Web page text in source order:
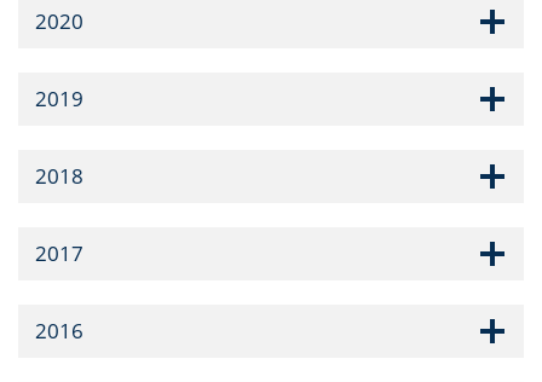
2020
2019
2018
2017
2016